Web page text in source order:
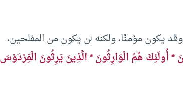
يكون مؤمنًا، ولكنه لن يكون من المفلحين،
أُولَئِكَ هُمُ الْوَارِثُونَ * الَّذِينَ يَرِثُونَ الْفِرْدَوْسَ